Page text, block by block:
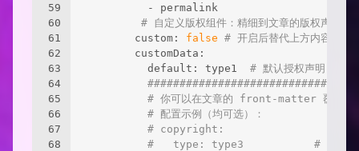
59
60
61
62
63
64
65
66
67
68
          - permalink
# 自定义版权组件：精细到文章的版权声明
        custom:
false # 开启后替代上方内容的版
        customData:
          default: type1
# 默认授权声明
#############################
# 你可以在文章的 front-matter 覆盖默
# 配置示例（均可选）：
# copyright:
#   type: type3           # 当前文章